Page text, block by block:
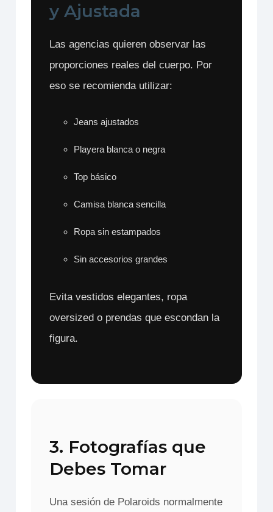
y Ajustada
Las agencias quieren observar las
proporciones reales del cuerpo. Por
eso se recomienda utilizar:
Jeans ajustados
Playera blanca o negra
Top básico
Camisa blanca sencilla
Ropa sin estampados
Sin accesorios grandes
Evita vestidos elegantes, ropa
oversized o prendas que escondan la
figura.
3. Fotografías que
Debes Tomar
Una sesión de Polaroids normalmente